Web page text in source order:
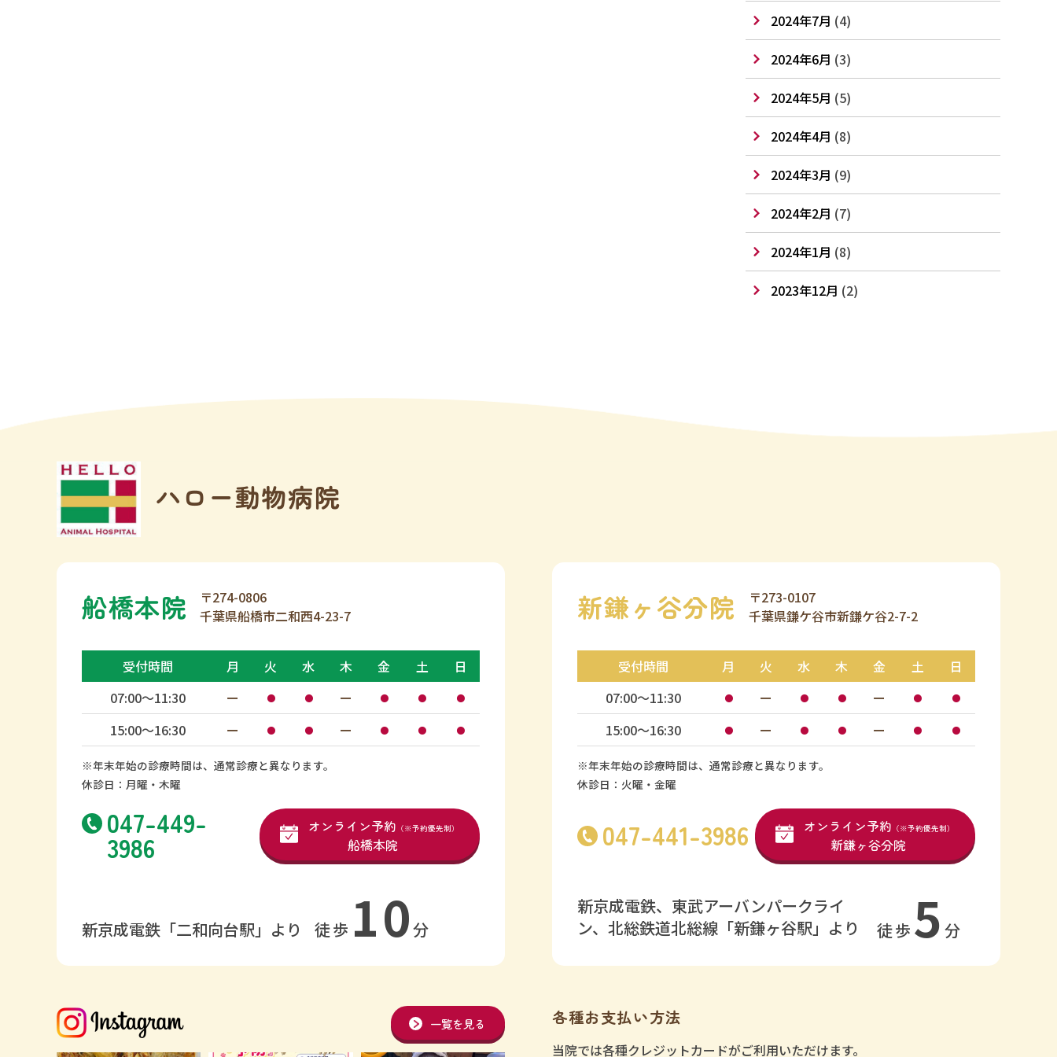
2024年7月 (4)
2024年6月 (3)
2024年5月 (5)
2024年4月 (8)
2024年3月 (9)
2024年2月 (7)
2024年1月 (8)
2023年12月 (2)
船橋本院
〒274-0806
千葉県船橋市二和西4-23-7
受付時間 月 火 水 木 金 土
日
07:00〜11:30
ー ● ● ー ● ● ●
15:00〜16:30 ー ● ● ー ● ● ●
※年末年始の診療時間は、通常診療と異なります。
休診日：月曜・木曜
047-449-
3986
オンライン予約 （※予約優先制）
船橋本院
新京成電鉄「二和向台駅」より 徒歩 10分
新鎌ヶ谷分院
〒273-0107
千葉県鎌ケ谷市新鎌ケ谷2-7-2
受付時間 月 火 水 木 金 土
日
07:00〜11:30
● ー ● ● ー ● ●
15:00〜16:30 ● ー ● ● ー ● ●
※年末年始の診療時間は、通常診療と異なります。
休診日：火曜・金曜
047-441-3986 オンライン予約 （※予約優先制）
新鎌ヶ谷分院
新京成電鉄、東武アーバンパークライ
ン、北総鉄道北総線「新鎌ヶ谷駅」より
徒歩 5 分
一覧を見る 各種お支払い方法
当院では各種クレジットカードがご利用いただけます。